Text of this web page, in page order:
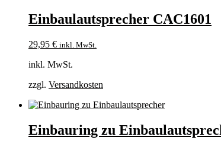
Einbaulautsprecher CAC1601
29,95 € inkl. MwSt.
inkl. MwSt.
zzgl. Versandkosten
Einbauring zu